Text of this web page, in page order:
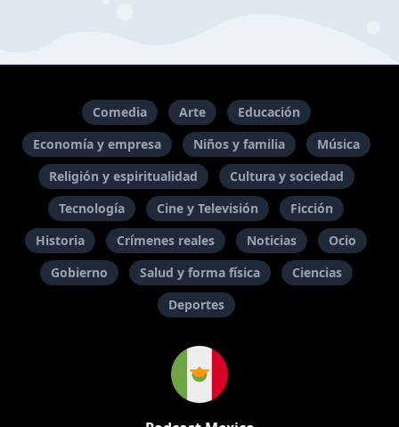
Comedia Arte
Educación
Economía y empresa
Niños y familia
Música
Religión y espiritualidad
Cultura y sociedad
Tecnología
Cine y Televisión
Ficción
Historia
Crímenes reales Noticias
Ocio
Gobierno
Salud y forma física
Ciencias
Deportes